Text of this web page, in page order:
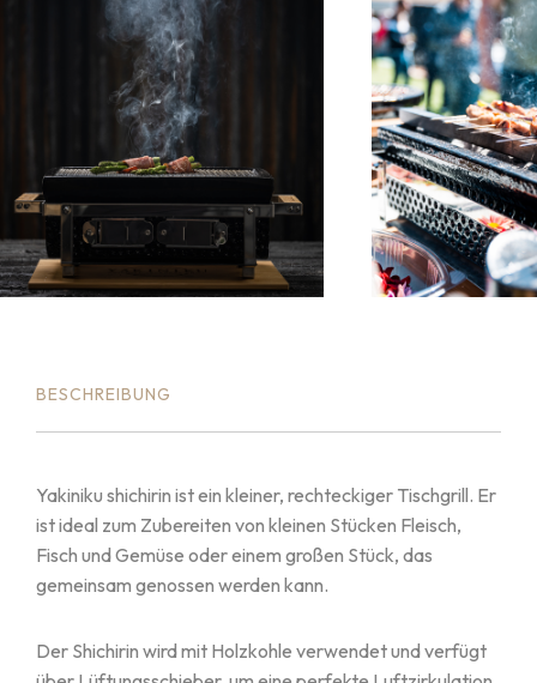
BESCHREIBUNG
Yakiniku shichirin ist ein kleiner, rechteckiger Tischgrill. Er
ist ideal zum Zubereiten von kleinen Stücken Fleisch,
Fisch und Gemüse oder einem großen Stück, das
gemeinsam genossen werden kann.
Der Shichirin wird mit Holzkohle verwendet und verfügt